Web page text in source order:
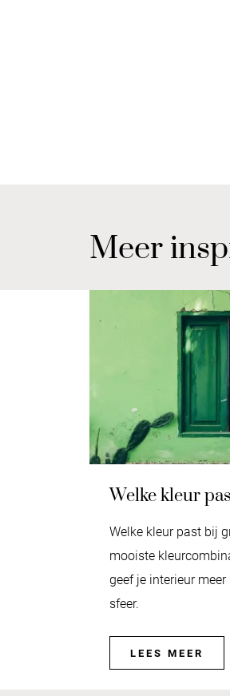
Meer
Welke kleur
Welke kleur past bij
mooiste
geef je interieur
sfeer.
LEES MEER